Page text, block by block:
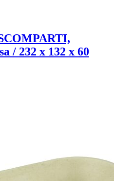
/ 232 x 132 x 60